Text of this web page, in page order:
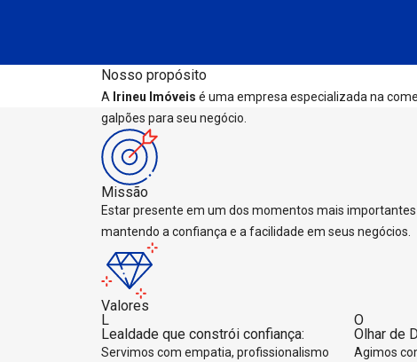
Nosso propósito
A Irineu Imóveis é uma empresa especializada na
galpões para seu negócio.
Missão
Estar presente em um dos momentos mais importantes
mantendo a confiança e a facilidade em seus negócios.
Valores
L
Lealdade que constrói confiança:
Servimos com empatia, profissionalismo
O
Olhar de
Agimos